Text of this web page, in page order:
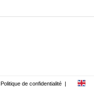
Politique de confidentialité |